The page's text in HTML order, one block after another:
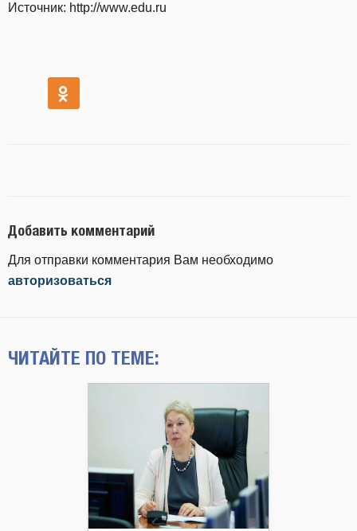
Источник: http://www.edu.ru
Добавить комментарий
Для отправки комментария Вам необходимо
авторизоваться
ЧИТАЙТЕ ПО ТЕМЕ: